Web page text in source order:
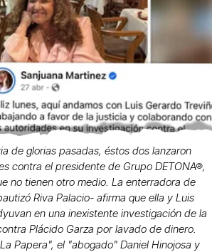
de glorias pasadas, éstos dos lanzaron
contra el presidente de Grupo DETONA®,
no tienen otro medio. La enterradora de
Riva Palacio- afirma que ella y Luis
en una inexistente investigación de la
Plácido Garza por lavado de dinero.
Papera", el "abogado" Daniel Hinojosa y